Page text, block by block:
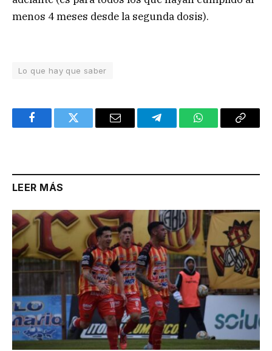
menos 4 meses desde la segunda dosis).
Lo que hay que saber
FacebookTwitter Email TelegramWhatsAppCopy
LEER MÁS